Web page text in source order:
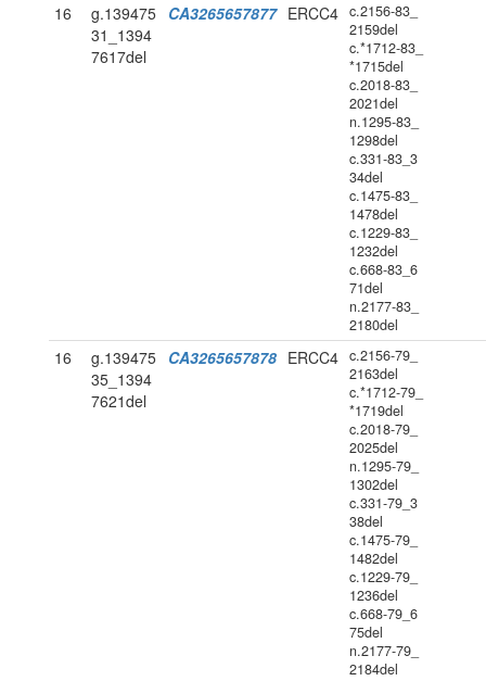
16
g.139475
31_1394
7617del
CA3265657877 ERCC4 c.2156-83_
2159del
c.*1712-83_
*1715del
c.2018-83_
2021del
n.1295-83_
1298del
c.331-83_3
34del
c.1475-83_
1478del
c.1229-83_
1232del
c.668-83_6
71del
n.2177-83_
2180del
16
g.139475
35_1394
7621del
CA3265657878 ERCC4 c.2156-79_
2163del
c.*1712-79_
*1719del
c.2018-79_
2025del
n.1295-79_
1302del
c.331-79_3
38del
c.1475-79_
1482del
c.1229-79_
1236del
c.668-79_6
75del
n.2177-79_
2184del